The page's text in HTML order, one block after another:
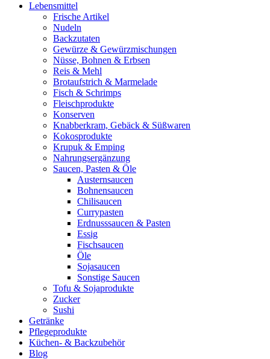
Lebensmittel
Frische Artikel
Nudeln
Backzutaten
Gewürze & Gewürzmischungen
Nüsse, Bohnen & Erbsen
Reis & Mehl
Brotaufstrich & Marmelade
Fisch & Schrimps
Fleischprodukte
Konserven
Knabberkram, Gebäck & Süßwaren
Kokosprodukte
Krupuk & Emping
Nahrungsergänzung
Saucen, Pasten & Öle
Austernsaucen
Bohnensaucen
Chilisaucen
Currypasten
Erdnusssaucen & Pasten
Essig
Fischsaucen
Öle
Sojasaucen
Sonstige Saucen
Tofu & Sojaprodukte
Zucker
Sushi
Getränke
Pflegeprodukte
Küchen- & Backzubehör
Blog